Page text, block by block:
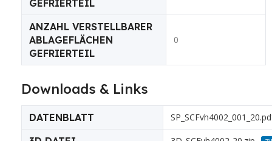
GEFRIERTEIL
ANZAHL VERSTELLBARER
ABLAGEFLÄCHEN
GEFRIERTEIL
0
Downloads & Links
DATENBLATT